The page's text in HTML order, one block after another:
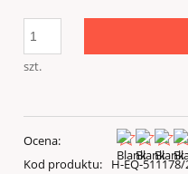
szt.
Ocena:
Kod produktu:
H-EQ-511178/